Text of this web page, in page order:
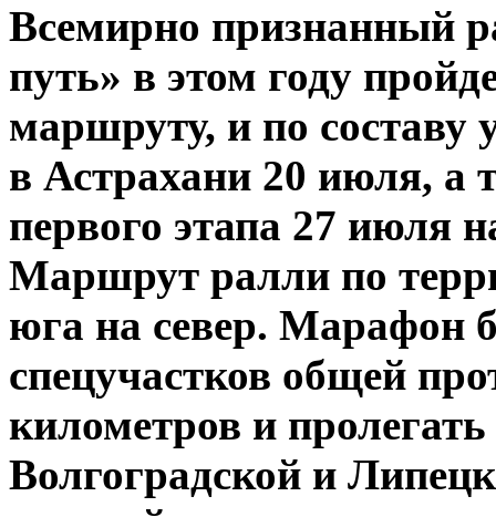
Всемирно признанный
путь» в этом году
маршруту, и по составу
в Астрахани 20 июля,
первого этапа 27 июля
Маршрут ралли по
юга на север. Марафон
спецучастков общей
километров и
Волгоградской и